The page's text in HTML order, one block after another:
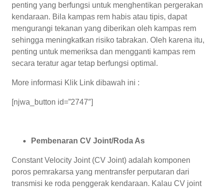
penting yang berfungsi untuk menghentikan pergerakan
kendaraan. Bila kampas rem habis atau tipis, dapat
mengurangi tekanan yang diberikan oleh kampas rem
sehingga meningkatkan risiko tabrakan. Oleh karena itu,
penting untuk memeriksa dan mengganti kampas rem
secara teratur agar tetap berfungsi optimal.
More informasi Klik Link dibawah ini :
[njwa_button id=”2747″]
Pembenaran CV Joint/Roda As
Constant Velocity Joint (CV Joint) adalah komponen
poros pemrakarsa yang mentransfer perputaran dari
transmisi ke roda penggerak kendaraan. Kalau CV joint